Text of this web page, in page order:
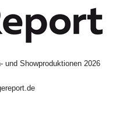
und Showproduktionen 2026